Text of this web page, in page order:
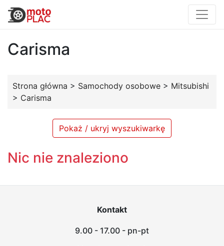
Carisma
Strona główna > Samochody osobowe > Mitsubishi
> Carisma
Pokaż / ukryj wyszukiwarkę
Nic nie znaleziono
Kontakt
9.00 - 17.00 - pn-pt